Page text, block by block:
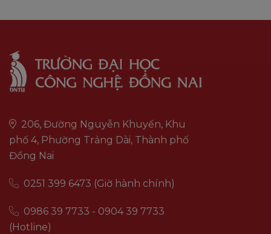
206, Đường Nguyễn Khuyến, Khu
phố 4, Phường Trảng Dài, Thành phố
Đồng Nai
0251 399 6473 (Giờ hành chính)
0986 39 7733 - 0904 39 7733
(Hotline)